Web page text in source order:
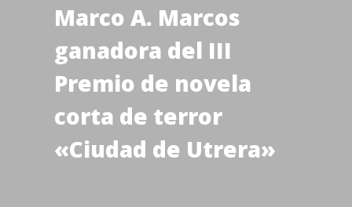
Marco A. Marcos
ganadora del III
Premio de novela
corta de terror
«Ciudad de Utrera»